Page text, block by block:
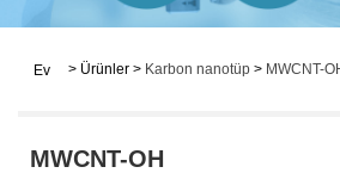
Ev > Ürünler > Karbon nanotüp > MWCNT-
MWCNT-OH